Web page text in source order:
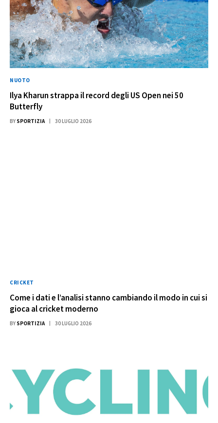
NUOTO
Ilya Kharun strappa il record degli US Open nei 50
Butterfly
BY SPORTIZIA 30 LUGLIO 2026
CRICKET
Come i dati e l’analisi stanno cambiando il modo in cui si
gioca al cricket moderno
BY SPORTIZIA 30 LUGLIO 2026